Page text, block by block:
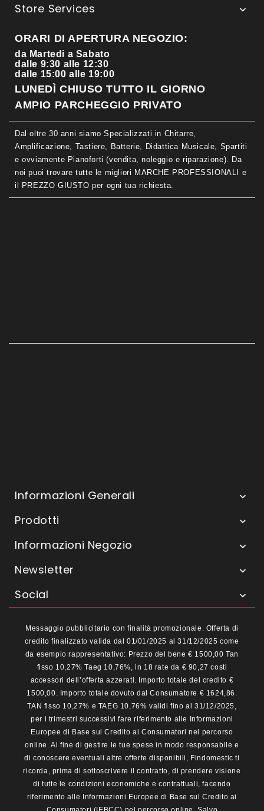
Store Services 
ORARI DI APERTURA NEGOZIO:
da Martedi a Sabato
dalle 9:30 alle 12:30
dalle 15:00 alle 19:00
LUNEDÌ CHIUSO TUTTO IL GIORNO
AMPIO PARCHEGGIO PRIVATO
Dal oltre 30 anni siamo Specializzati in Chitarre,
Amplificazione, Tastiere, Batterie, Didattica Musicale, Spartiti
e ovviamente Pianoforti (vendita, noleggio e riparazione). Da
noi puoi trovare tutte le migliori MARCHE PROFESSIONALI e
il PREZZO GIUSTO per ogni tua richiesta.
Informazioni Generali 
Prodotti 
Informazioni Negozio 
Newsletter 
Social 
Messaggio pubblicitario con finalità promozionale. Offerta di
credito finalizzato valida dal 01/01/2025 al 31/12/2025 come
da esempio rappresentativo: Prezzo del bene € 1500,00 Tan
fisso 10,27% Taeg 10,76%, in 18 rate da € 90,27 costi
accessori dell’offerta azzerati. Importo totale del credito €
1500,00. Importo totale dovuto dal Consumatore € 1624,86.
TAN fisso 10,27% e TAEG 10,76% validi fino al 31/12/2025,
per i trimestri successivi fare riferimento alle Informazioni
Europee di Base sul Credito ai Consumatori nel percorso
online. Al fine di gestire le tue spese in modo responsabile e
di conoscere eventuali altre offerte disponibili, Findomestic ti
ricorda, prima di sottoscrivere il contratto, di prendere visione
di tutte le condizioni economiche e contrattuali, facendo
riferimento alle Informazioni Europee di Base sul Credito ai